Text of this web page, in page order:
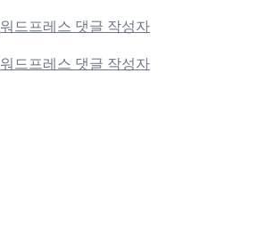
워드프레스 댓글 작성자
워드프레스 댓글 작성자